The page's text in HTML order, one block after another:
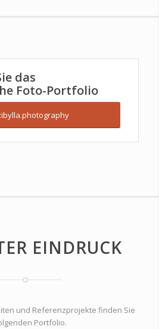
das
Foto-Portfolio
EINDRUCK
und Referenzprojekte finden Sie
Portfolio.